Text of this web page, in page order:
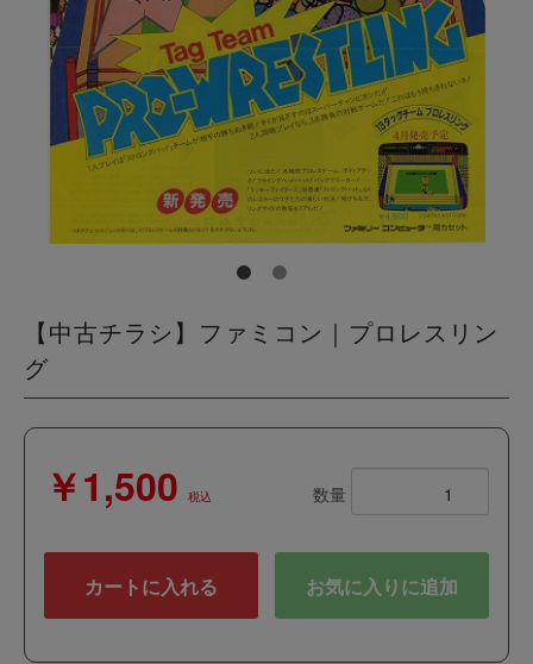
【中古チラシ】ファミコン｜プロレスリン
グ
￥1,500 税込 数量
カートに入れる お気に入りに追加